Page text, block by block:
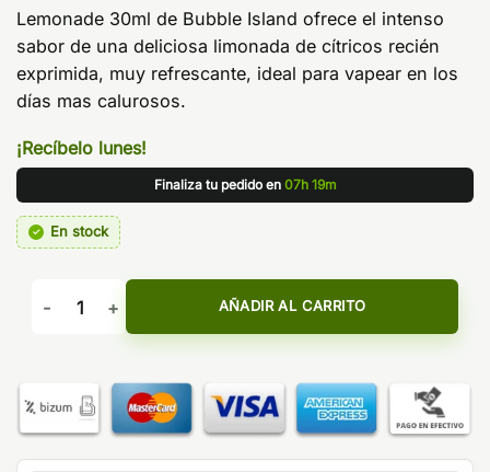
valoración
de un
Lemonade 30ml de Bubble Island ofrece el intenso
sabor de una deliciosa limonada de cítricos recién
exprimida, muy refrescante, ideal para vapear en los
días mas calurosos.
¡Recíbelo lunes!
Finaliza tu pedido en 07h 19m
En stock
AROMA LEMONADE 30ML BUBBLE ISLAND cantidad
AÑADIR AL CARRITO